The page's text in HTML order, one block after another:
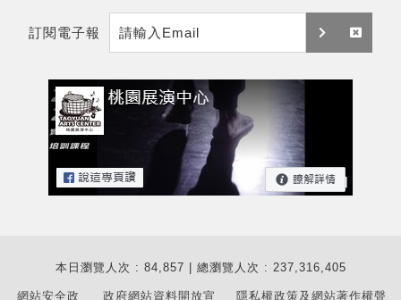
m
a
i
l
t
訂閱電子報
訂 取
本日瀏覽人次 : 84,857 | 總瀏覽人次 : 237,316,405
網站安全政 政府網站資料開放宣 隱私權政策及網站著作權聲